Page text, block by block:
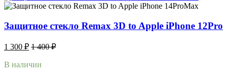
Защитное стекло Remax 3D to Apple iPhone 12Pro
1 300 ₽ 1 400₽
В наличии